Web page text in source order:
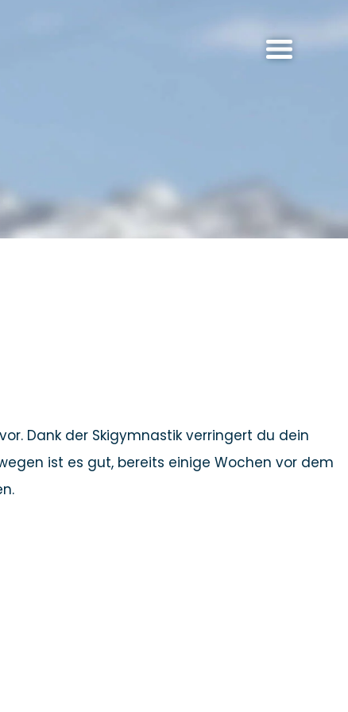
Dank der Skigymnastik verringert du dein
ist es gut, bereits einige Wochen vor dem